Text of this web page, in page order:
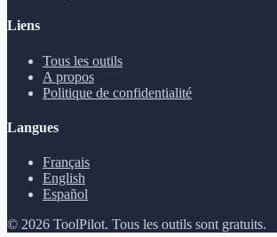
Liens
Tous les outils
A propos
Politique de confidentialité
Langues
Français
English
Español
© 2026 ToolPilot. Tous les outils sont gratuits.